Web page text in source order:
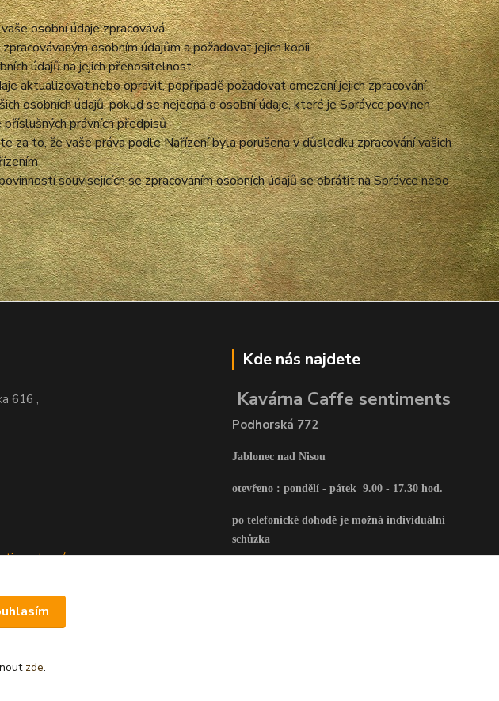
osobní údaje zpracovává
osobním údajům a požadovat jejich kopii
údajů na jejich přenositelnost
aktualizovat nebo opravit, popřípadě požadovat omezení jejich zpracování
osobních údajů, pokud se nejedná o osobní údaje, které je Správce povinen
právních předpisů
za to, že vaše práva podle Nařízení byla porušena v důsledku zpracování vašich
souvisejících se zpracováním osobních údajů se obrátit na Správce nebo
616 ,
Kde nás najdete
Kavárna Caffe sentiments
Podhorská 772
Jablonec nad Nisou
otevřeno : pondělí - pátek 9.00 - 17.30 hod.
po telefonické dohodě je možná individuální
schůzka
zde.